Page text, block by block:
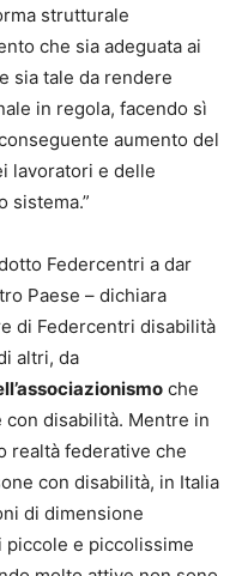
strutturale
che sia adeguata ai
sia tale da rendere
in regola, facendo sì
aumento del
lavoratori e delle
sistema.”
Federcentri a dar
Paese – dichiara
di Federcentri disabilità
altri, da
che
disabilità. Mentre in
realtà federative che
con disabilità, in Italia
di dimensione
piccole e piccolissime